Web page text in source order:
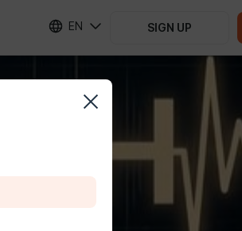
EN SIGN UP